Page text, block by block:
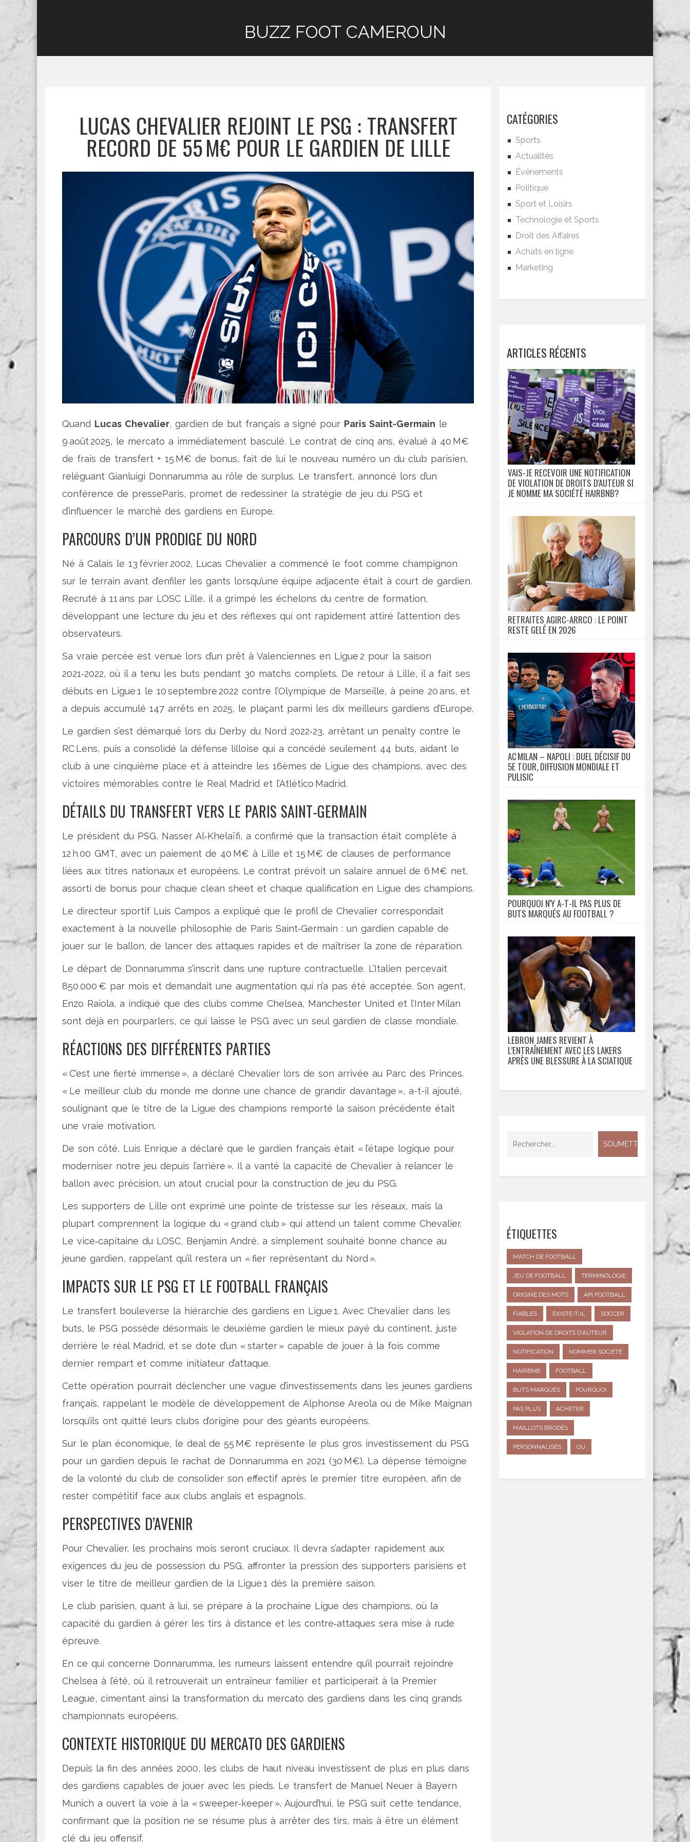
BUZZ FOOT CAMEROUN
LUCAS CHEVALIER REJOINT LE PSG : TRANSFERT
RECORD DE 55 M€ POUR LE GARDIEN DE LILLE
Quand Lucas Chevalier, gardien de but français a signé pour Paris Saint-Germain le
9 août 2025, le mercato a immédiatement basculé. Le contrat de cinq ans, évalué à 40 M€
de frais de transfert + 15 M€ de bonus, fait de lui le nouveau numéro un du club parisien,
reléguant Gianluigi Donnarumma au rôle de surplus. Le transfert, annoncé lors d’un
conférence de presseParis, promet de redessiner la stratégie de jeu du PSG et
d’influencer le marché des gardiens en Europe.
PARCOURS D’UN PRODIGE DU NORD
Né à Calais le 13 février 2002, Lucas Chevalier a commencé le foot comme champignon
sur le terrain avant d’enfiler les gants lorsqu’une équipe adjacente était à court de gardien.
Recruté à 11 ans par LOSC Lille, il a grimpé les échelons du centre de formation,
développant une lecture du jeu et des réflexes qui ont rapidement attiré l’attention des
observateurs.
Sa vraie percée est venue lors d’un prêt à Valenciennes en Ligue 2 pour la saison
2021‑2022, où il a tenu les buts pendant 30 matchs complets. De retour à Lille, il a fait ses
débuts en Ligue 1 le 10 septembre 2022 contre l’Olympique de Marseille, à peine 20 ans, et
a depuis accumulé 147 arrêts en 2025, le plaçant parmi les dix meilleurs gardiens d’Europe.
Le gardien s’est démarqué lors du Derby du Nord 2022‑23, arrêtant un penalty contre le
RC Lens, puis a consolidé la défense lilloise qui a concédé seulement 44 buts, aidant le
club à une cinquième place et à atteindre les 16èmes de Ligue des champions, avec des
victoires mémorables contre le Real Madrid et l’Atlético Madrid.
DÉTAILS DU TRANSFERT VERS LE PARIS SAINT‑GERMAIN
Le président du PSG, Nasser Al‑Khelaïfi, a confirmé que la transaction était complète à
12 h 00 GMT, avec un paiement de 40 M€ à Lille et 15 M€ de clauses de performance
liées aux titres nationaux et européens. Le contrat prévoit un salaire annuel de 6 M€ net,
assorti de bonus pour chaque clean sheet et chaque qualification en Ligue des champions.
Le directeur sportif Luis Campos a expliqué que le profil de Chevalier correspondait
exactement à la nouvelle philosophie de Paris Saint‑Germain : un gardien capable de
jouer sur le ballon, de lancer des attaques rapides et de maîtriser la zone de réparation.
Le départ de Donnarumma s’inscrit dans une rupture contractuelle. L’Italien percevait
850 000 € par mois et demandait une augmentation qui n’a pas été acceptée. Son agent,
Enzo Raiola, a indiqué que des clubs comme Chelsea, Manchester United et l’Inter Milan
sont déjà en pourparlers, ce qui laisse le PSG avec un seul gardien de classe mondiale.
RÉACTIONS DES DIFFÉRENTES PARTIES
« C’est une fierté immense », a déclaré Chevalier lors de son arrivée au Parc des Princes.
« Le meilleur club du monde me donne une chance de grandir davantage », a-t-il ajouté,
soulignant que le titre de la Ligue des champions remporté la saison précédente était
une vraie motivation.
De son côté, Luis Enrique a déclaré que le gardien français était « l’étape logique pour
moderniser notre jeu depuis l’arrière ». Il a vanté la capacité de Chevalier à relancer le
ballon avec précision, un atout crucial pour la construction de jeu du PSG.
Les supporters de Lille ont exprimé une pointe de tristesse sur les réseaux, mais la
plupart comprennent la logique du « grand club » qui attend un talent comme Chevalier.
Le vice‑capitaine du LOSC, Benjamin André, a simplement souhaité bonne chance au
jeune gardien, rappelant qu’il restera un « fier représentant du Nord ».
IMPACTS SUR LE PSG ET LE FOOTBALL FRANÇAIS
Le transfert bouleverse la hiérarchie des gardiens en Ligue 1. Avec Chevalier dans les
buts, le PSG possède désormais le deuxième gardien le mieux payé du continent, juste
derrière le réal Madrid, et se dote d’un « starter » capable de jouer à la fois comme
dernier rempart et comme initiateur d’attaque.
Cette opération pourrait déclencher une vague d’investissements dans les jeunes gardiens
français, rappelant le modèle de développement de Alphonse Areola ou de Mike Maignan
lorsqu’ils ont quitté leurs clubs d’origine pour des géants européens.
Sur le plan économique, le deal de 55 M€ représente le plus gros investissement du PSG
pour un gardien depuis le rachat de Donnarumma en 2021 (30 M€). La dépense témoigne
de la volonté du club de consolider son effectif après le premier titre européen, afin de
rester compétitif face aux clubs anglais et espagnols.
PERSPECTIVES D’AVENIR
Pour Chevalier, les prochains mois seront cruciaux. Il devra s’adapter rapidement aux
exigences du jeu de possession du PSG, affronter la pression des supporters parisiens et
viser le titre de meilleur gardien de la Ligue 1 dès la première saison.
Le club parisien, quant à lui, se prépare à la prochaine Ligue des champions, où la
capacité du gardien à gérer les tirs à distance et les contre‑attaques sera mise à rude
épreuve.
En ce qui concerne Donnarumma, les rumeurs laissent entendre qu’il pourrait rejoindre
Chelsea à l’été, où il retrouverait un entraîneur familier et participerait à la Premier
League, cimentant ainsi la transformation du mercato des gardiens dans les cinq grands
championnats européens.
CONTEXTE HISTORIQUE DU MERCATO DES GARDIENS
Depuis la fin des années 2000, les clubs de haut niveau investissent de plus en plus dans
des gardiens capables de jouer avec les pieds. Le transfert de Manuel Neuer à Bayern
Munich a ouvert la voie à la « sweeper‑keeper ». Aujourd’hui, le PSG suit cette tendance,
confirmant que la position ne se résume plus à arrêter des tirs, mais à être un élément
clé du jeu offensif.
CATÉGORIES
Sports
Actualités
Événements
Politique
Sport et Loisirs
Technologie et Sports
Droit des Affaires
Achats en ligne
Marketing
ARTICLES RÉCENTS
VAIS-JE RECEVOIR UNE NOTIFICATION
DE VIOLATION DE DROITS D'AUTEUR SI
JE NOMME MA SOCIÉTÉ HAIRBNB?
RETRAITES AGIRC-ARRCO : LE POINT
RESTE GELÉ EN 2026
AC MILAN – NAPOLI : DUEL DÉCISIF DU
5E TOUR, DIFFUSION MONDIALE ET
PULISIC
POURQUOI N'Y A-T-IL PAS PLUS DE
BUTS MARQUÉS AU FOOTBALL ?
LEBRON JAMES REVIENT À
L’ENTRAÎNEMENT AVEC LES LAKERS
APRÈS UNE BLESSURE À LA SCIATIQUE
ÉTIQUETTES
MATCH DE FOOTBALL
JEU DE FOOTBALL TERMINOLOGIE
ORIGINE DES MOTS API FOOTBALL
FIABLES EXISTE-T-IL SOCCER
VIOLATION DE DROITS D'AUTEUR
NOTIFICATION NOMMER SOCIÉTÉ
HAIRBNB FOOTBALL
BUTS MARQUÉS POURQUOI
PAS PLUS ACHETER
MAILLOTS BRODÉS
PERSONNALISÉS OÙ